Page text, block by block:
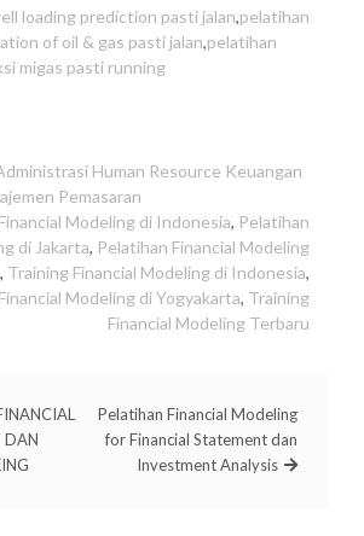
loading prediction pasti jalan,pelatihan
of oil & gas pasti jalan,pelatihan
migas pasti running
Human Resource Keuangan
Pemasaran
Modeling di Indonesia, Pelatihan
di Jakarta, Pelatihan Financial Modeling
, Training Financial Modeling di Indonesia,
Modeling di Yogyakarta, Training
Financial Modeling Terbaru
DAN
Pelatihan Financial Modeling
for Financial Statement dan
Investment Analysis